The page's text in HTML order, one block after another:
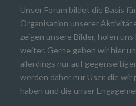
Unser Forum bildet die Basis
Organisation unserer
zeigen unsere Bilder, holen
weiter. Gerne geben wir hier
allerdings nur auf
werden daher nur User, die
haben und die unser